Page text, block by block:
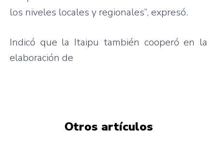
los niveles locales y regionales”, expresó.
Indicó que la Itaipu también cooperó en la
elaboración de
Otros artículos